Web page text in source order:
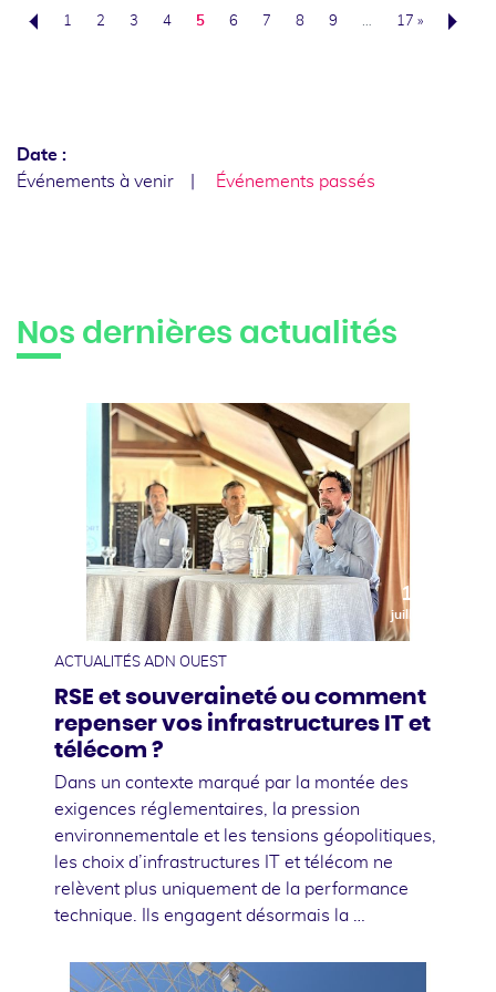
Précédent
1 2 3 4 5 6 7 8 9 17 »
Date :
Événements à venir
Événements passés
Nos dernières actualités
10
juillet
ACTUALITÉS ADN OUEST
RSE et souveraineté ou comment
repenser vos infrastructures IT et
télécom ?
Dans un contexte marqué par la montée des
exigences réglementaires, la pression
environnementale et les tensions géopolitiques,
les choix d’infrastructures IT et télécom ne
relèvent plus uniquement de la performance
technique. Ils engagent désormais la …